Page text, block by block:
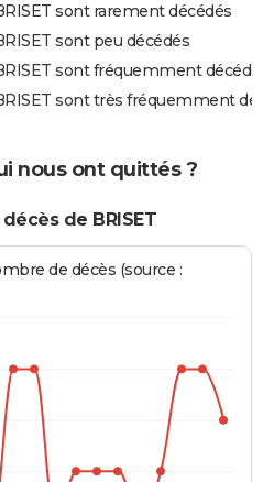
sont rarement décédés
sont peu décédés
sont fréquemment
sont très fréquemment
nous ont quittés ?
de BRISET
de décès (source :